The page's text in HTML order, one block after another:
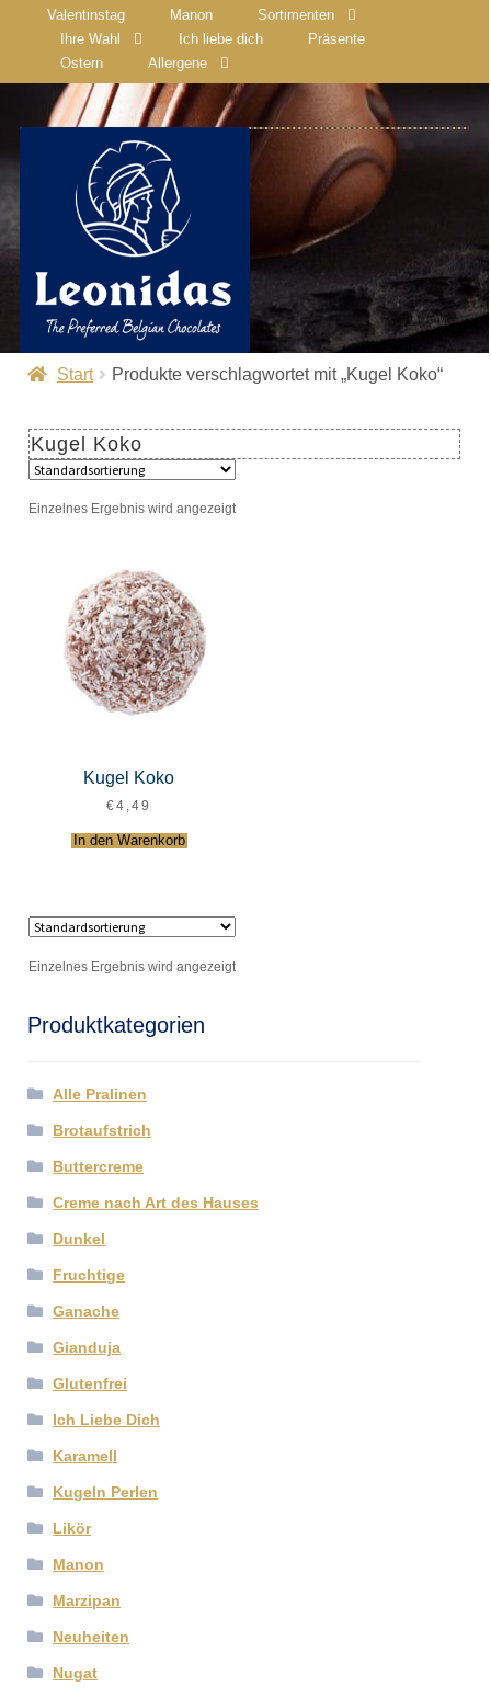
Valentinstag Manon
Sortimenten
Ihre Wahl
Ich liebe dich
Präsente
Ostern
Allergene
Start Produkte verschlagwortet mit „Kugel Koko“
Kugel Koko
Einzelnes Ergebnis wird angezeigt
Kugel Koko
€4,49
In den Warenkorb
Einzelnes Ergebnis wird angezeigt
Produktkategorien
Alle Pralinen
Brotaufstrich
Buttercreme
Creme nach Art des Hauses
Dunkel
Fruchtige
Ganache
Gianduja
Glutenfrei
Ich Liebe Dich
Karamell
Kugeln Perlen
Likör
Manon
Marzipan
Neuheiten
Nugat